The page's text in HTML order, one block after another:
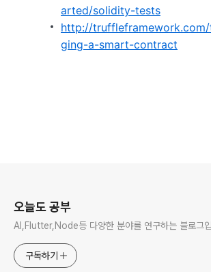
arted/solidity-tests
http://
ging-a-smart-contract
오늘도 공부
AI,Flutter,Node등 다양한 분야를 연구하는 블로그
구독하기